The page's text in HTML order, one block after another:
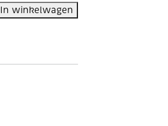
In winkelwagen